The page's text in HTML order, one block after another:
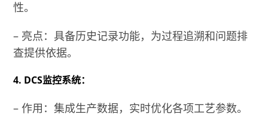
性。
– 亮点：具备历史记录功能，为过程追溯和问题排
查提供依据。
4. DCS监控系统：
– 作用：集成生产数据，实时优化各项工艺参数。